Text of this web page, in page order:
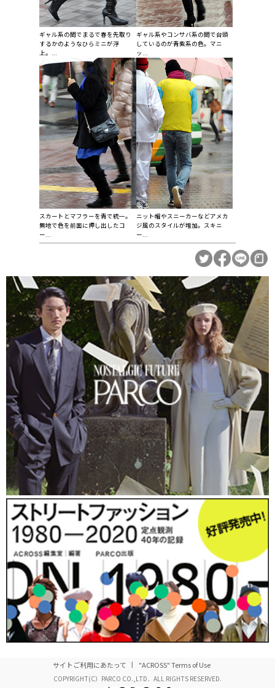
ギャル系の間でまるで春を先取り
するかのようなひらミニが浮
上。...
ギャル系やコンサバ系の間で台頭
しているのが青紫系の色。マニ
ッ...
スカートとマフラーを青で統一。
無地で色を前面に押し出したコ
ー...
ニット帽やスニーカーなどアメカ
ジ風のスタイルが増加。スキニ
ー...
サイトご利用にあたって "ACROSS" Terms of Use
COPYRIGHT(C）PARCO CO.,LTD．ALL RIGHTS RESERVED.